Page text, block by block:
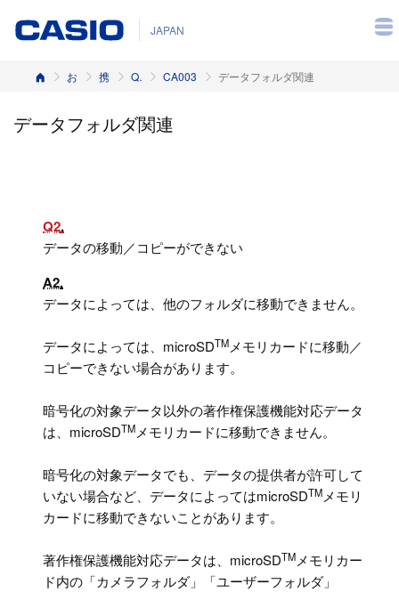
JAPAN
ホーム お客様サポート 携帯電話 Q&A（よくある質問と答え） CA003 データフォルダ関連
データフォルダ関連
Q2
データの移動／コピーができない
A2
データによっては、他のフォルダに移動できません。
データによっては、microSDTMメモリカードに移動／
コピーできない場合があります。
暗号化の対象データ以外の著作権保護機能対応データ
は、microSDTMメモリカードに移動できません。
暗号化の対象データでも、データの提供者が許可して
いない場合など、データによってはmicroSDTMメモリ
カードに移動できないことがあります。
著作権保護機能対応データは、microSDTMメモリカー
ド内の「カメラフォルダ」「ユーザーフォルダ」